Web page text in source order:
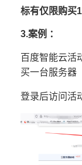
标有仅限购买
3.案例 ：
百度智能云活
买一台服务器
登录后访问活